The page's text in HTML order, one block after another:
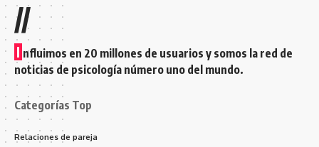
//
I nfluimos en 20 millones de usuarios y somos la red de
noticias de psicología número uno del mundo.
Categorías Top
Relaciones de pareja